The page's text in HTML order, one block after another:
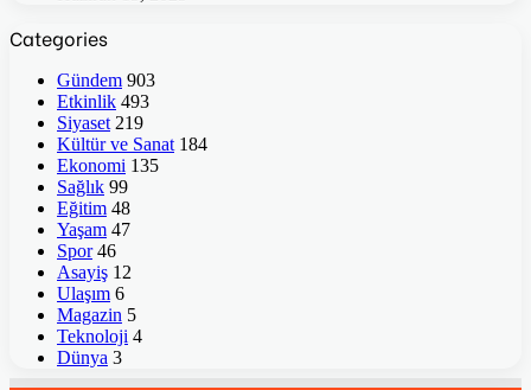
Categories
Gündem 903
Etkinlik 493
Siyaset 219
Kültür ve Sanat 184
Ekonomi 135
Sağlık 99
Eğitim 48
Yaşam 47
Spor 46
Asayiş 12
Ulaşım 6
Magazin 5
Teknoloji 4
Dünya 3